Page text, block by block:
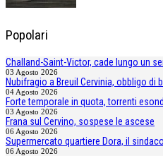
Popolari
Challand-Saint-Victor, cade lungo un
03 Agosto 2026
Nubifragio a Breuil Cervinia, obbligo di
04 Agosto 2026
Forte temporale in quota, torrenti
03 Agosto 2026
Frana sul Cervino, sospese le ascese
06 Agosto 2026
Supermercato quartiere Dora, il
06 Agosto 2026